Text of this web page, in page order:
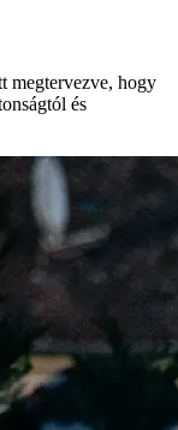
megtervezve, hogy
és